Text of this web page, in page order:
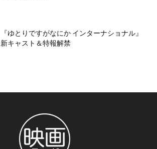
『ゆとりですがなにか インターナショナル』
新キャスト＆特報解禁